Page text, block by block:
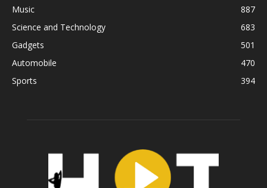
Music
887
Science and Technology
683
Gadgets
501
Automobile
470
Sports
394